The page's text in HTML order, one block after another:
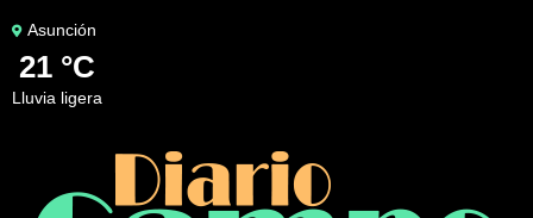
Asunción
21 °C
lluvia ligera